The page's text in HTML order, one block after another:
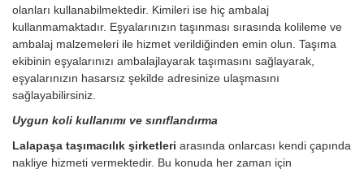
olanları kullanabilmektedir. Kimileri ise hiç ambalaj
kullanmamaktadır. Eşyalarınızın taşınması sırasında kolileme ve
ambalaj malzemeleri ile hizmet verildiğinden emin olun. Taşıma
ekibinin eşyalarınızı ambalajlayarak taşımasını sağlayarak,
eşyalarınızın hasarsız şekilde adresinize ulaşmasını
sağlayabilirsiniz.
Uygun koli kullanımı ve sınıflandırma
Lalapaşa taşımacılık şirketleri arasında onlarcası kendi çapında
nakliye hizmeti vermektedir. Bu konuda her zaman için